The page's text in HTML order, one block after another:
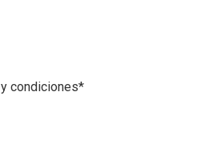
condiciones*